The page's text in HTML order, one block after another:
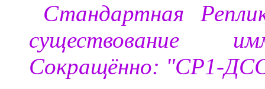
Стандартная
существование
Сокращённо: "СР1-